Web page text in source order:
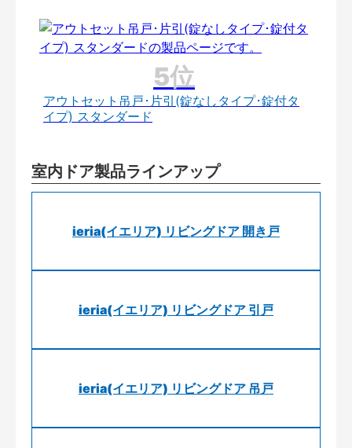
アウトセット吊戸･片引(錠なしタイプ･錠付タ
イプ) スタンダード
室内ドア製品ラインアップ
ieria(イエリア) リビングドア 開き戸
ieria(イエリア) リビングドア 引戸
ieria(イエリア) リビングドア 吊戸